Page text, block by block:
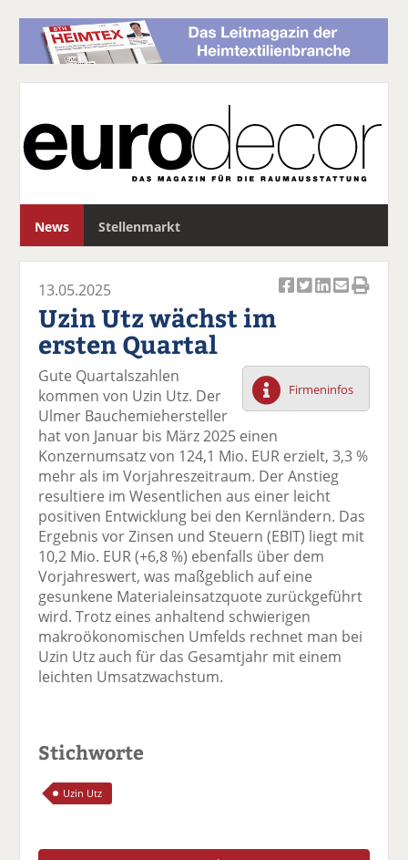
News Stellenmarkt
c
el
a
uf
ac
e
b
o
o
k
te
il
e
n
el
t
wi
er
n
el
a
uf
n
k
e
di
n
te
il
n
el
p
er
m
ai
l
v
er
se
d
e
n
el
D
ru
e
n
13.05.2025
Uzin Utz wächst im
ersten Quartal
Firmeninfos
Gute Quartalszahlen
kommen von Uzin Utz. Der
Ulmer Bauchemiehersteller
hat von Januar bis März 2025 einen
Konzernumsatz von 124,1 Mio. EUR erzielt, 3,3 %
mehr als im Vorjahreszeitraum. Der Anstieg
resultiere im Wesentlichen aus einer leicht
positiven Entwicklung bei den Kernländern. Das
Ergebnis vor Zinsen und Steuern (EBIT) liegt mit
10,2 Mio. EUR (+6,8 %) ebenfalls über dem
Vorjahreswert, was maßgeblich auf eine
gesunkene Materialeinsatzquote zurückgeführt
wird. Trotz eines anhaltend schwierigen
makroökonomischen Umfelds rechnet man bei
Uzin Utz auch für das Gesamtjahr mit einem
leichten Umsatzwachstum.
Stichworte
Uzin Utz